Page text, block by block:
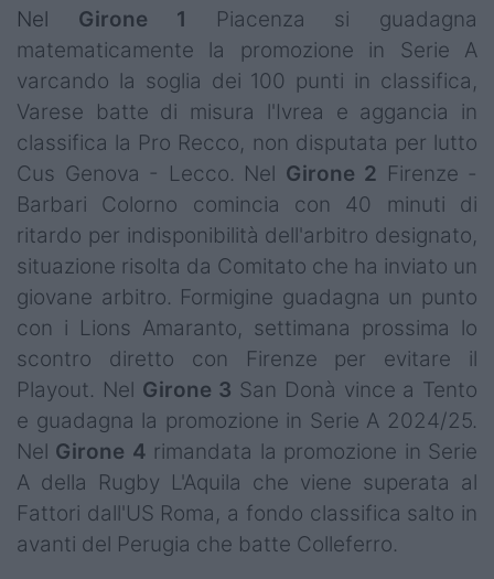
Super Rugby
Rugby in TV
Mercato
Serie A Elite
Campionati
Serie B
Serie C
Femminile
Giovanili
Coppa Italia
Nel Girone 1 Piacenza si guadagna
matematicamente la promozione in Serie A
varcando la soglia dei 100 punti in classifica,
Varese batte di misura l'Ivrea e aggancia in
classifica la Pro Recco, non disputata per lutto
Cus Genova - Lecco. Nel Girone 2 Firenze -
Barbari Colorno comincia con 40 minuti di
ritardo per indisponibilità dell'arbitro designato,
situazione risolta da Comitato che ha inviato un
giovane arbitro. Formigine guadagna un punto
con i Lions Amaranto, settimana prossima lo
scontro diretto con Firenze per evitare il
Playout. Nel Girone 3 San Donà vince a Tento
e guadagna la promozione in Serie A 2024/25.
Nel Girone 4 rimandata la promozione in Serie
A della Rugby L'Aquila che viene superata al
Fattori dall'US Roma, a fondo classifica salto in
avanti del Perugia che batte Colleferro.